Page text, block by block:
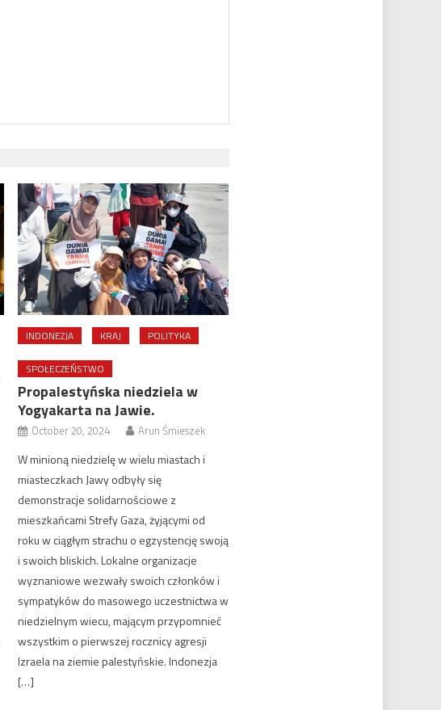
INDONEZJA KRAJ POLITYKA
SPOŁECZEŃSTWO
Propalestyńska niedziela w
Yogyakarta na Jawie.
October 20, 2024 Arun Śmieszek
W minioną niedzielę w wielu miastach i
miasteczkach Jawy odbyły się
demonstracje solidarnościowe z
mieszkańcami Strefy Gaza, żyjącymi od
roku w ciągłym strachu o egzystencję swoją
i swoich bliskich. Lokalne organizacje
wyznaniowe wezwały swoich członków i
sympatyków do masowego uczestnictwa w
niedzielnym wiecu, mającym przypomnieć
wszystkim o pierwszej rocznicy agresji
Izraela na ziemie palestyńskie. Indonezja
[…]